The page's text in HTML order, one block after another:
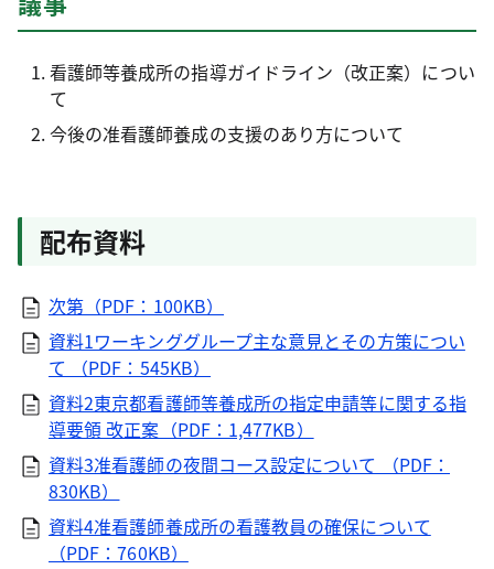
看護師等養成所の指導ガイドライン（改正案）につい
て
今後の准看護師養成の支援のあり方について
配布資料
次第（PDF：100KB）
資料1ワーキンググループ主な意見とその方策につい
て （PDF：545KB）
資料2東京都看護師等養成所の指定申請等に関する指
導要領 改正案（PDF：1,477KB）
資料3准看護師の夜間コース設定について （PDF：
830KB）
資料4准看護師養成所の看護教員の確保について
（PDF：760KB）